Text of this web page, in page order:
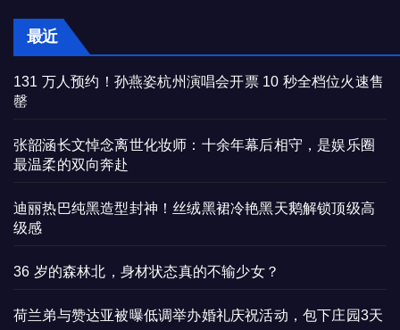
最近
131 万人预约！孙燕姿杭州演唱会开票 10 秒全档位火速售
罄
张韶涵长文悼念离世化妆师：十余年幕后相守，是娱乐圈
最温柔的双向奔赴
迪丽热巴纯黑造型封神！丝绒黑裙冷艳黑天鹅解锁顶级高
级感
36 岁的森林北，身材状态真的不输少女？
荷兰弟与赞达亚被曝低调举办婚礼庆祝活动，包下庄园3天